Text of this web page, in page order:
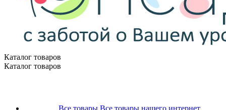
Каталог товаров
Каталог товаров
Все товары Все товары нашего интернет